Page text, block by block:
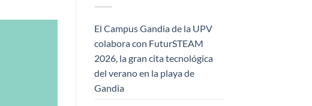
El Campus Gandia de la UPV
colabora con FuturSTEAM
2026, la gran cita tecnológica
del verano en la playa de
Gandia